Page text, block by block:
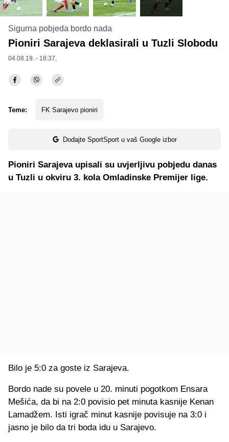
Sigurna pobjeda bordo nada
Pioniri Sarajeva deklasirali u Tuzli Slobodu
04.08.19. - 18:37,
Teme: FK Sarajevo pioniri
Dodajte SportSport u vaš Google izbor
Pioniri Sarajeva upisali su uvjerljivu pobjedu danas
u Tuzli u okviru 3. kola Omladinske Premijer lige.
Bilo je 5:0 za goste iz Sarajeva.
Bordo nade su povele u 20. minuti pogotkom Ensara
Mešića, da bi na 2:0 povisio pet minuta kasnije Kenan
Lamadžem. Isti igrač minut kasnije povisuje na 3:0 i
jasno je bilo da tri boda idu u Sarajevo.